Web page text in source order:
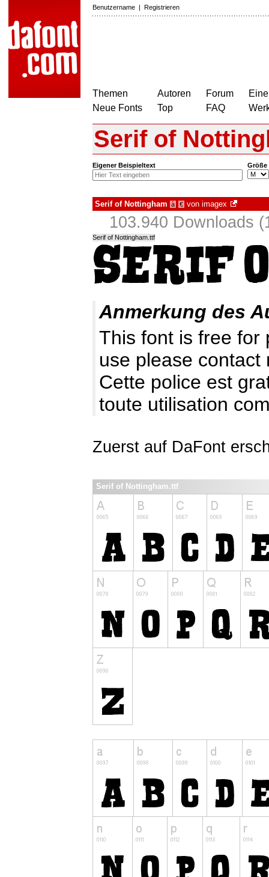
Benutzername | Registrieren
Themen
Neue Fonts
Autoren
Top
Forum
FAQ
Serif of
Eigener Beispieltext Größe
Serif of Nottingham à € von imagex
103.940 Downloads
Serif of Nottingham.ttf
Anmerkung des
This font is free for
use please contact
Cette police est
toute utilisation
Zuerst auf DaFont
Serif of Nottingham.ttf